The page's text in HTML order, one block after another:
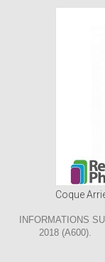
Coque
INFORMATIONS
2018 (A600).